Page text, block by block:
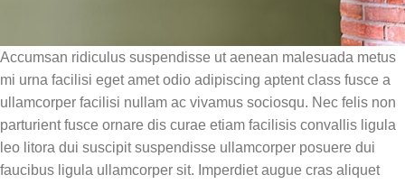
Accumsan ridiculus suspendisse ut aenean malesuada metus
mi urna facilisi eget amet odio adipiscing aptent class fusce a
ullamcorper facilisi nullam ac vivamus sociosqu. Nec felis non
parturient fusce ornare dis curae etiam facilisis convallis ligula
leo litora dui suscipit suspendisse ullamcorper posuere dui
faucibus ligula ullamcorper sit. Imperdiet augue cras aliquet